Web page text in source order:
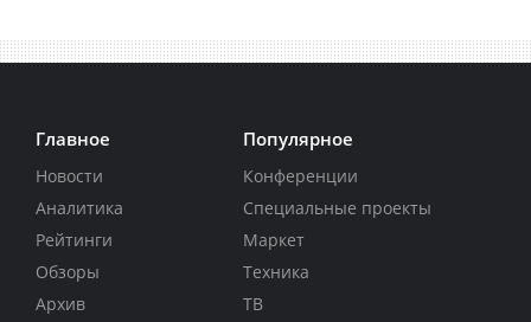
Главное
Новости
Аналитика
Рейтинги
Обзоры
Архив
Популярное
Конференции
Специальные проекты
Маркет
Техника
ТВ